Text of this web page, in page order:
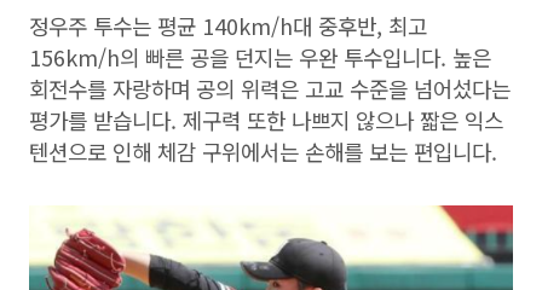
정우주 투수는 평균 140km/h대 중후반, 최고
156km/h의 빠른 공을 던지는 우완 투수입니다. 높은
회전수를 자랑하며 공의 위력은 고교 수준을 넘어섰다는
평가를 받습니다. 제구력 또한 나쁘지 않으나 짧은 익스
텐션으로 인해 체감 구위에서는 손해를 보는 편입니다.